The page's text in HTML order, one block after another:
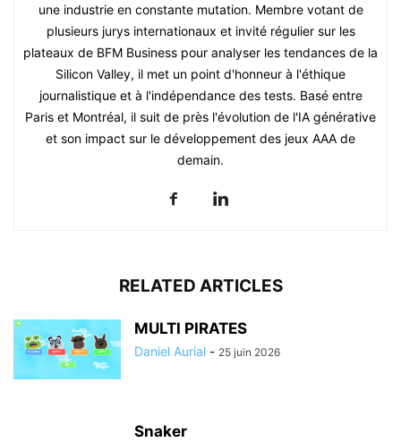
une industrie en constante mutation. Membre votant de
plusieurs jurys internationaux et invité régulier sur les
plateaux de BFM Business pour analyser les tendances de la
Silicon Valley, il met un point d'honneur à l'éthique
journalistique et à l'indépendance des tests. Basé entre
Paris et Montréal, il suit de près l'évolution de l'IA générative
et son impact sur le développement des jeux AAA de
demain.
RELATED ARTICLES
MULTI PIRATES
Daniel Aurial - 25 juin 2026
Snaker